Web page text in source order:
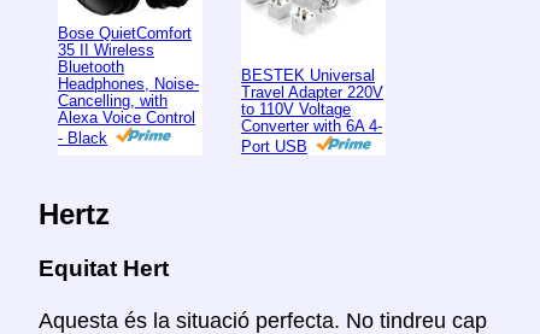
Bose QuietComfort
35 II Wireless
Bluetooth
Headphones, Noise-
Cancelling, with
Alexa Voice Control
- Black
BESTEK Universal
Travel Adapter 220V
to 110V Voltage
Converter with 6A 4-
Port USB
Hertz
Equitat Hert
Aquesta és la situació perfecta. No tindreu cap